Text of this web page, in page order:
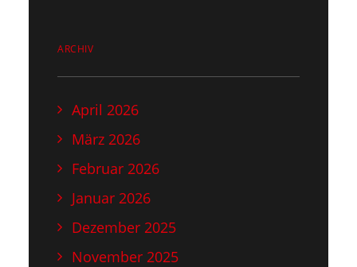
ARCHIV
April 2026
März 2026
Februar 2026
Januar 2026
Dezember 2025
November 2025